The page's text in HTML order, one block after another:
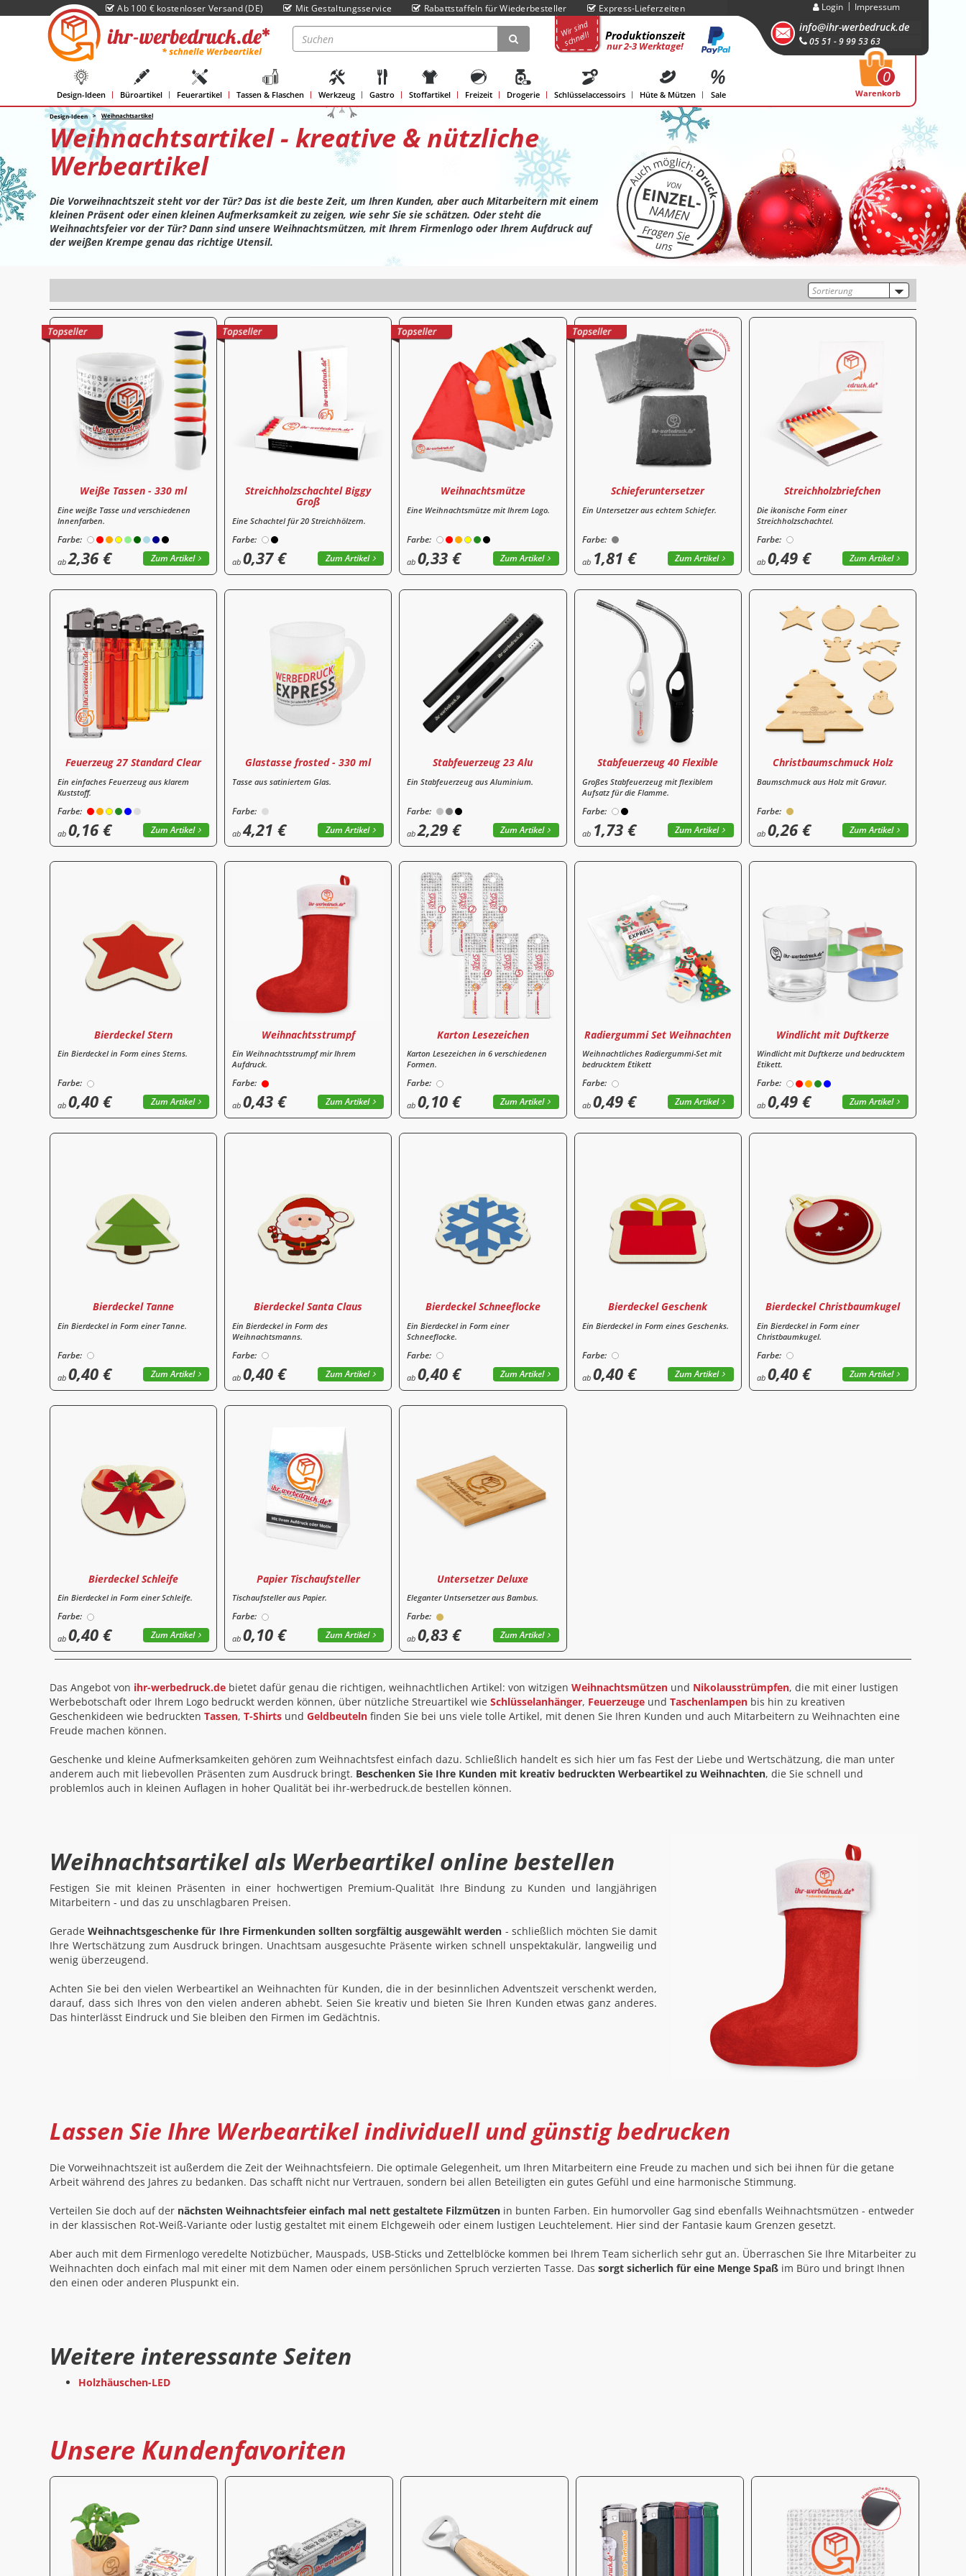
Ab 100 € kostenloser Versand (DE) Mit Gestaltungsservice Rabattstaffeln für Wiederbesteller Express-Lieferzeiten Login Impressum
info@ihr-werbedruck.de
05 51 - 9 99 53 63
0
Warenkorb
Wir sind
schnell! Produktionszeit
nur 2-3 Werktage!
Design-Ideen Büroartikel Feuerartikel Tassen & Flaschen Werkzeug Gastro Stoffartikel Freizeit Drogerie Schlüsselaccessoirs Hüte & Mützen Sale
Design-Ideen Weihnachtsartikel
Weihnachtsartikel - kreative & nützliche
Werbeartikel
Die Vorweihnachtszeit steht vor der Tür? Das ist die beste Zeit, um Ihren Kunden, aber auch Mitarbeitern mit einem
kleinen Präsent oder einen kleinen Aufmerksamkeit zu zeigen, wie sehr Sie sie schätzen. Oder steht die
Weihnachtsfeier vor der Tür? Dann sind unsere Weihnachtsmützen, mit Ihrem Firmenlogo oder Ihrem Aufdruck auf
der weißen Krempe genau das richtige Utensil.
Weiße Tassen - 330 ml
Eine weiße Tasse und verschiedenen
Innenfarben.
Farbe:
ab2,36 € Zum Artikel
Streichholzschachtel Biggy
Groß
Eine Schachtel für 20 Streichhölzern.
Farbe:
ab0,37 € Zum Artikel
Weihnachtsmütze
Eine Weihnachtsmütze mit Ihrem Logo.
Farbe:
ab0,33 € Zum Artikel
Schieferuntersetzer
Ein Untersetzer aus echtem Schiefer.
Farbe:
ab 1,81 € Zum Artikel
Streichholzbriefchen
Die ikonische Form einer
Streichholzschachtel.
Farbe:
ab 0,49 € Zum Artikel
Feuerzeug 27 Standard Clear
Ein einfaches Feuerzeug aus klarem
Kuststoff.
Farbe:
ab 0,16 € Zum Artikel
Glastasse frosted - 330 ml
Tasse aus satiniertem Glas.
Farbe:
ab4,21 € Zum Artikel
Stabfeuerzeug 23 Alu
Ein Stabfeuerzeug aus Aluminium.
Farbe:
ab2,29 € Zum Artikel
Stabfeuerzeug 40 Flexible
Großes Stabfeuerzeug mit flexiblem
Aufsatz für die Flamme.
Farbe:
ab 1,73 € Zum Artikel
Christbaumschmuck Holz
Baumschmuck aus Holz mit Gravur.
Farbe:
ab 0,26 € Zum Artikel
Bierdeckel Stern
Ein Bierdeckel in Form eines Sterns.
Farbe:
ab 0,40 € Zum Artikel
Weihnachtsstrumpf
Ein Weihnachtsstrumpf mir Ihrem
Aufdruck.
Farbe:
ab0,43 € Zum Artikel
Karton Lesezeichen
Karton Lesezeichen in 6 verschiedenen
Formen.
Farbe:
ab0,10 € Zum Artikel
Radiergummi Set Weihnachten
Weihnachtliches Radiergummi-Set mit
bedrucktem Etikett
Farbe:
ab 0,49 € Zum Artikel
Windlicht mit Duftkerze
Windlicht mit Duftkerze und bedrucktem
Etikett.
Farbe:
ab 0,49 € Zum Artikel
Bierdeckel Tanne
Ein Bierdeckel in Form einer Tanne.
Farbe:
ab 0,40 € Zum Artikel
Bierdeckel Santa Claus
Ein Bierdeckel in Form des
Weihnachtsmanns.
Farbe:
ab0,40 € Zum Artikel
Bierdeckel Schneeflocke
Ein Bierdeckel in Form einer
Schneeflocke.
Farbe:
ab0,40 € Zum Artikel
Bierdeckel Geschenk
Ein Bierdeckel in Form eines Geschenks.
Farbe:
ab 0,40 € Zum Artikel
Bierdeckel Christbaumkugel
Ein Bierdeckel in Form einer
Christbaumkugel.
Farbe:
ab 0,40 € Zum Artikel
Bierdeckel Schleife
Ein Bierdeckel in Form einer Schleife.
Farbe:
ab 0,40 € Zum Artikel
Papier Tischaufsteller
Tischaufsteller aus Papier.
Farbe:
ab0,10 € Zum Artikel
Untersetzer Deluxe
Eleganter Untsersetzer aus Bambus.
Farbe:
ab0,83 € Zum Artikel
Das Angebot von ihr-werbedruck.de bietet dafür genau die richtigen, weihnachtlichen Artikel: von witzigen Weihnachtsmützen und Nikolausstrümpfen, die mit einer lustigen
Werbebotschaft oder Ihrem Logo bedruckt werden können, über nützliche Streuartikel wie Schlüsselanhänger, Feuerzeuge und Taschenlampen bis hin zu kreativen
Geschenkideen wie bedruckten Tassen, T-Shirts und Geldbeuteln finden Sie bei uns viele tolle Artikel, mit denen Sie Ihren Kunden und auch Mitarbeitern zu Weihnachten eine
Freude machen können.
Geschenke und kleine Aufmerksamkeiten gehören zum Weihnachtsfest einfach dazu. Schließlich handelt es sich hier um fas Fest der Liebe und Wertschätzung, die man unter
anderem auch mit liebevollen Präsenten zum Ausdruck bringt. Beschenken Sie Ihre Kunden mit kreativ bedruckten Werbeartikel zu Weihnachten, die Sie schnell und
problemlos auch in kleinen Auflagen in hoher Qualität bei ihr-werbedruck.de bestellen können.
Weihnachtsartikel als Werbeartikel online bestellen
Festigen Sie mit kleinen Präsenten in einer hochwertigen Premium-Qualität Ihre Bindung zu Kunden und langjährigen
Mitarbeitern - und das zu unschlagbaren Preisen.
GeradeWeihnachtsgeschenke für Ihre Firmenkunden sollten sorgfältig ausgewählt werden - schließlich möchten Sie damit
Ihre Wertschätzung zum Ausdruck bringen. Unachtsam ausgesuchte Präsente wirken schnell unspektakulär, langweilig und
wenig überzeugend.
Achten Sie bei den vielen Werbeartikel an Weihnachten für Kunden, die in der besinnlichen Adventszeit verschenkt werden,
darauf, dass sich Ihres von den vielen anderen abhebt. Seien Sie kreativ und bieten Sie Ihren Kunden etwas ganz anderes.
Das hinterlässt Eindruck und Sie bleiben den Firmen im Gedächtnis.
Lassen Sie Ihre Werbeartikel individuell und günstig bedrucken
Die Vorweihnachtszeit ist außerdem die Zeit der Weihnachtsfeiern. Die optimale Gelegenheit, um Ihren Mitarbeitern eine Freude zu machen und sich bei ihnen für die getane
Arbeit während des Jahres zu bedanken. Das schafft nicht nur Vertrauen, sondern bei allen Beteiligten ein gutes Gefühl und eine harmonische Stimmung.
Verteilen Sie doch auf der nächsten Weihnachtsfeier einfach mal nett gestaltete Filzmützen in bunten Farben. Ein humorvoller Gag sind ebenfalls Weihnachtsmützen - entweder
in der klassischen Rot-Weiß-Variante oder lustig gestaltet mit einem Elchgeweih oder einem lustigen Leuchtelement. Hier sind der Fantasie kaum Grenzen gesetzt.
Aber auch mit dem Firmenlogo veredelte Notizbücher, Mauspads, USB-Sticks und Zettelblöcke kommen bei Ihrem Team sicherlich sehr gut an. Überraschen Sie Ihre Mitarbeiter zu
Weihnachten doch einfach mal mit einer mit dem Namen oder einem persönlichen Spruch verzierten Tasse. Das sorgt sicherlich für eine Menge Spaß im Büro und bringt Ihnen
den einen oder anderen Pluspunkt ein.
Weitere interessante Seiten
Holzhäuschen-LED
Unsere Kundenfavoriten